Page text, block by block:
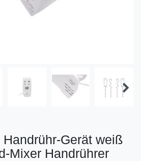
Gerät weiß
Mixer Handrührer